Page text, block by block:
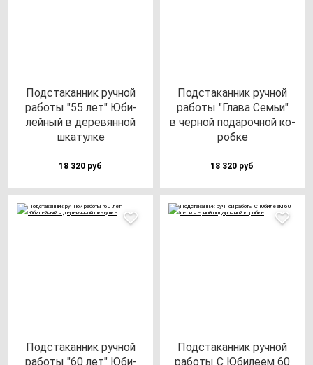
Под­ста­кан­ник руч­ной
ра­бо­ты "55 лет" Юби­
лей­ный в де­ре­вян­ной
шка­тул­ке
18 320 руб
Под­ста­кан­ник руч­ной
ра­бо­ты "Гла­ва Семьи"
в чер­ной по­да­роч­ной ко­
роб­ке
18 320 руб
Под­ста­кан­ник руч­ной
ра­бо­ты "60 лет" Юби­
Под­ста­кан­ник руч­ной
ра­бо­ты С Юби­ле­ем 60